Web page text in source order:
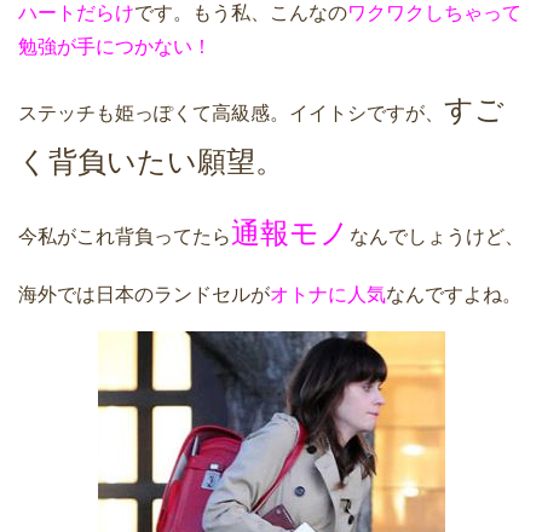
ハートだらけです。もう私、こんなのワクワクしちゃって
勉強が手につかない！
ステッチも姫っぽくて高級感。イイトシですが、 すご
く背負いたい願望。
今私がこれ背負ってたら通報モノ なんでしょうけど、
海外では日本のランドセルがオトナに人気なんですよね。